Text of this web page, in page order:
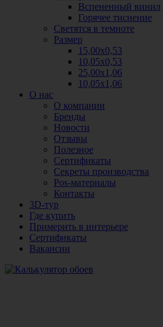
Вспененный винил
Горячее тиснение
Светятся в темноте
Размер
15,00х0,53
10,05х0,53
25,00х1,06
10,05х1,06
О нас
О компании
Бренды
Новости
Отзывы
Полезное
Сертификаты
Секреты производства
Pos-материалы
Контакты
3D-тур
Где купить
Примерить в интерьере
Сертификаты
Вакансии